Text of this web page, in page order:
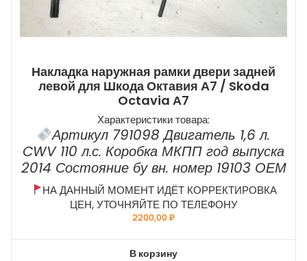
Накладка наружная рамки двери задней
левой для Шкода Октавия А7 / Skoda
Octavia А7
Характеристики товара:
Артикул 791098 Двигатель 1,6 л.
CWV 110 л.с. Коробка МКПП год выпуска
2014 Состояние бу вн. номер 19103 ОЕМ
НА ДАННЫЙ МОМЕНТ ИДЁТ КОРРЕКТИРОВКА
ЦЕН, УТОЧНЯЙТЕ ПО ТЕЛЕФОНУ
2200,00₽
В корзину